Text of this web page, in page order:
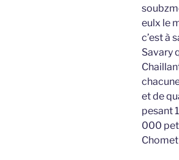
eulx le
c’est à
Savary
et de
pesant
000